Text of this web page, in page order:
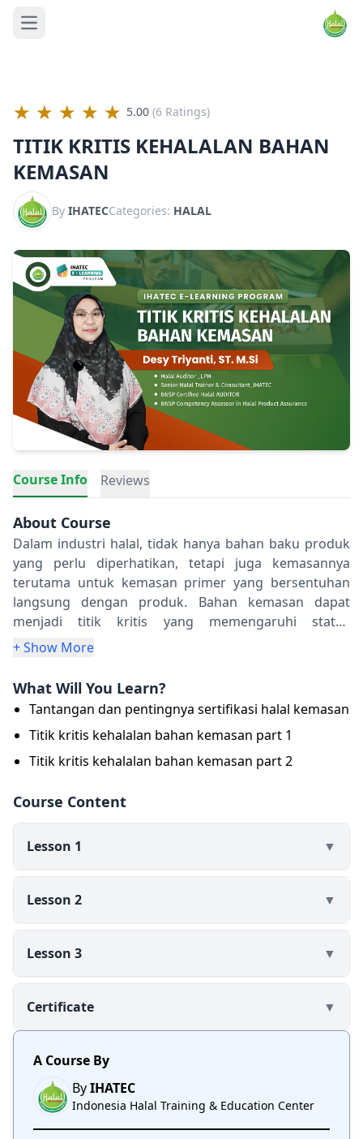
Open main menu
★ ★ ★ ★ ★ 5.00 (6 Ratings)
TITIK KRITIS KEHALALAN BAHAN
KEMASAN
By IHATECCategories: HALAL
Course Info Reviews
About Course
Dalam industri halal, tidak hanya bahan baku produk
yang perlu diperhatikan, tetapi juga kemasannya
terutama untuk kemasan primer yang bersentuhan
langsung dengan produk. Bahan kemasan dapat
menjadi titik kritis yang memengaruhi status
kehalalan suatu produk. Kelas ini dirancang untuk
pentingnya kehalalan bahan kemasan dalam industri
halal, mengenal jenis jenis bahan kemasan yang
umum digunakan, Peserta juga mendapatkan
pengetahuan untuk melakukan identifikasi bahan -
bahan yang berpotensi tidak halal dalam kemasan,
kontaminasi silang. Setelah mengikuti kelas ini
mampu mengidentifikasi titik kritis kritis
ketidakhalalan dalam kemasan, serta dapat
meningkatkan kesadaran dan kepatuhan terhadap
+ Show More
What Will You Learn?
Tantangan dan pentingnya sertifikasi halal kemasan
Titik kritis kehalalan bahan kemasan part 1
Titik kritis kehalalan bahan kemasan part 2
Course Content
Lesson 1 ▼
Lesson 2 ▼
Lesson 3 ▼
Certificate ▼
A Course By
ByIHATEC
Indonesia Halal Training & Education Center